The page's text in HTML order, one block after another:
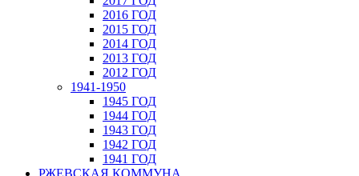
2016 ГОД
2015 ГОД
2014 ГОД
2013 ГОД
2012 ГОД
1941-1950
1945 ГОД
1944 ГОД
1943 ГОД
1942 ГОД
1941 ГОД
РЖЕВСКАЯ КОММУНА